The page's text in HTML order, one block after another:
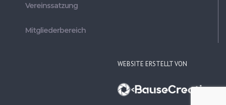
Vereinssatzung
Mitgliederbereich
WEBSITE ERSTELLT VON